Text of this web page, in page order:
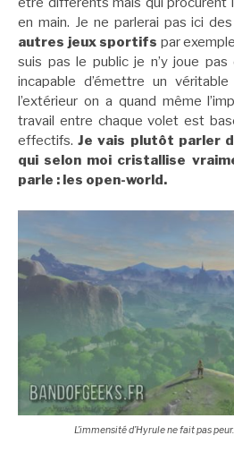
en main. Je ne parlerai pas ici
autres jeux sportifs par
suis pas le public je n’y joue
incapable d’émettre un
l’extérieur on a quand même
travail entre chaque volet est
effectifs.Je vais plutôt parler
qui selon moi cristallise
parle : les open-world.
L’immensité d’Hyrule ne fait pas